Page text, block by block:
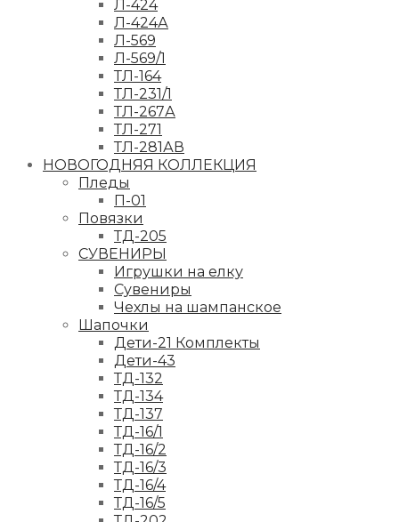
Л-424
Л-424А
Л-569
Л-569/1
ТЛ-164
ТЛ-231/1
ТЛ-267А
ТЛ-271
ТЛ-281АВ
НОВОГОДНЯЯ КОЛЛЕКЦИЯ
Пледы
П-01
Повязки
ТД-205
СУВЕНИРЫ
Игрушки на елку
Сувениры
Чехлы на шампанское
Шапочки
Дети-21 Комплекты
Дети-43
ТД-132
ТД-134
ТД-137
ТД-16/1
ТД-16/2
ТД-16/3
ТД-16/4
ТД-16/5